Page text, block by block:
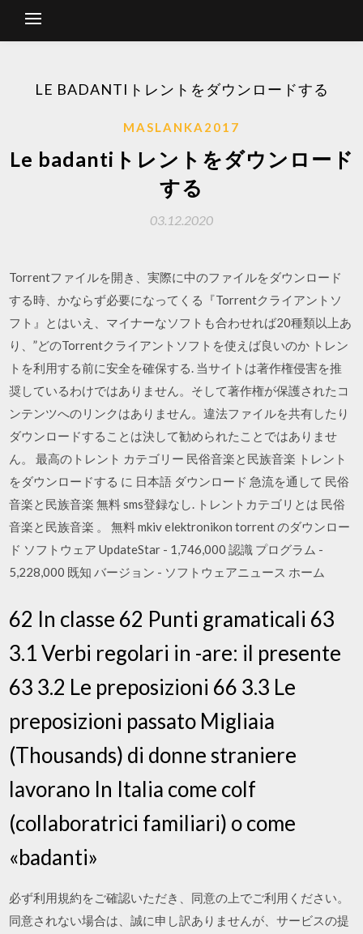
LE BADANTIトレントをダウンロードする
MASLANKA2017
Le badantiトレントをダウンロード
する
03.12.2020
Torrentファイルを開き、実際に中のファイルをダウンロード
する時、かならず必要になってくる『Torrentクライアントソ
フト』とはいえ、マイナーなソフトも合わせれば20種類以上あ
り、”どのTorrentクライアントソフトを使えば良いのか トレン
トを利用する前に安全を確保する. 当サイトは著作権侵害を推
奨しているわけではありません。そして著作権が保護されたコ
ンテンツへのリンクはありません。違法ファイルを共有したり
ダウンロードすることは決して勧められたことではありませ
ん。 最高のトレント カテゴリー 民俗音楽と民族音楽 トレント
をダウンロードする に 日本語 ダウンロード 急流を通して 民俗
音楽と民族音楽 無料 sms登録なし. トレントカテゴリとは 民俗
音楽と民族音楽 。 無料 mkiv elektronikon torrent のダウンロー
ド ソフトウェア UpdateStar - 1,746,000 認識 プログラム -
5,228,000 既知 バージョン - ソフトウェアニュース ホーム
62 In classe 62 Punti gramaticali 63
3.1 Verbi regolari in -are: il presente
63 3.2 Le preposizioni 66 3.3 Le
preposizioni passato Migliaia
(Thousands) di donne straniere
lavorano In Italia come colf
(collaboratrici familiari) o come
«badanti»
必ず利用規約をご確認いただき、同意の上でご利用ください。
同意されない場合は、誠に申し訳ありませんが、サービスの提